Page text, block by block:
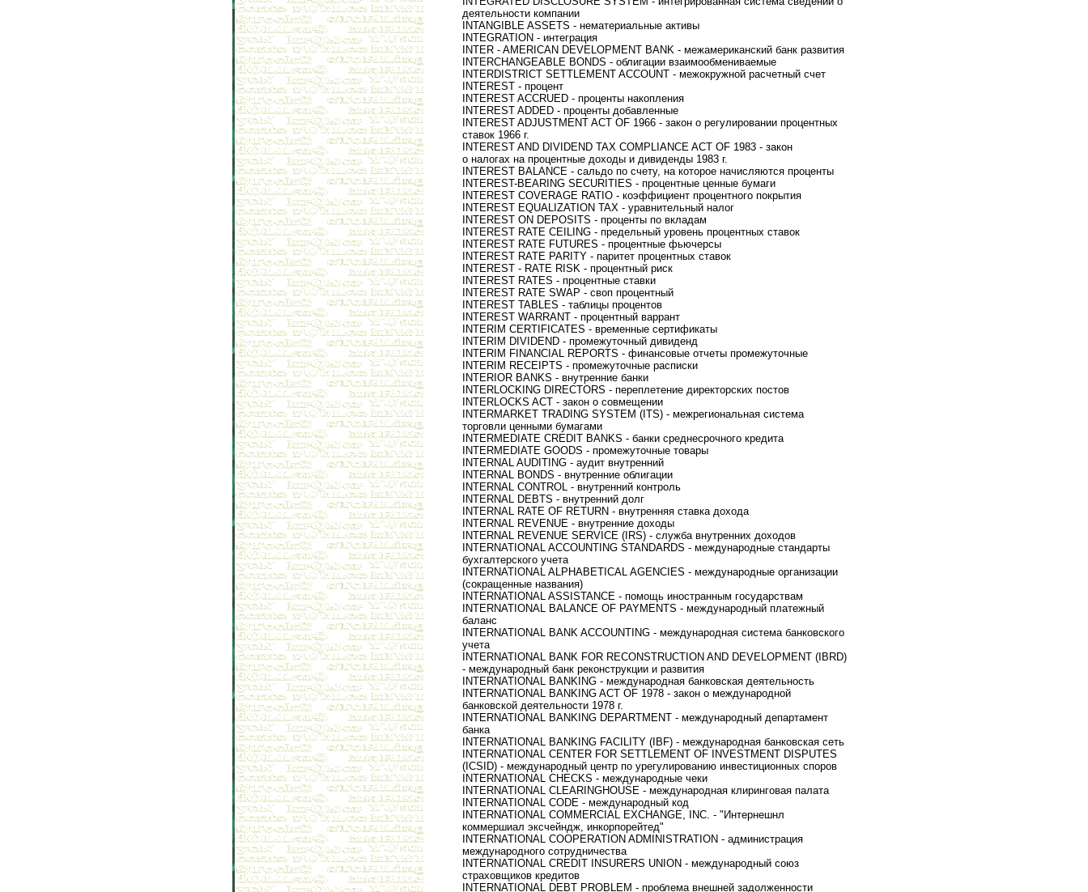
деятельности компании
INTANGIBLE ASSETS - нематериальные активы
INTEGRATION - интеграция
INTER - AMERICAN DEVELOPMENT BANK - межамериканский банк развития
INTERCHANGEABLE BONDS - облигации взаимообмениваемые
INTERDISTRICT SETTLEMENT ACCOUNT - межокружной расчетный счет
INTEREST - процент
INTEREST ACCRUED - проценты накопления
INTEREST ADDED - проценты добавленные
INTEREST ADJUSTMENT ACT OF 1966 - закон о регулировании процентных
ставок 1966 г.
INTEREST AND DIVIDEND TAX COMPLIANCE ACT OF 1983 - закон
о налогах на процентные доходы и дивиденды 1983 г.
INTEREST BALANCE - сальдо по счету, на которое начисляются проценты
INTEREST-BEARING SECURITIES - процентные ценные бумаги
INTEREST COVERAGE RATIO - коэффициент процентного покрытия
INTEREST EQUALIZATION TAX - уравнительный налог
INTEREST ON DEPOSITS - проценты по вкладам
INTEREST RATE CEILING - предельный уровень процентных ставок
INTEREST RATE FUTURES - процентные фьючерсы
INTEREST RATE PARITY - паритет процентных ставок
INTEREST - RATE RISK - процентный риск
INTEREST RATES - процентные ставки
INTEREST RATE SWAP - своп процентный
INTEREST TABLES - таблицы процентов
INTEREST WARRANT - процентный варрант
INTERIM CERTIFICATES - временные сертификаты
INTERIM DIVIDEND - промежуточный дивиденд
INTERIM FINANCIAL REPORTS - финансовые отчеты промежуточные
INTERIM RECEIPTS - промежуточные расписки
INTERIOR BANKS - внутренние банки
INTERLOCKING DIRECTORS - переплетение директорских постов
INTERLOCKS ACT - закон о совмещении
INTERMARKET TRADING SYSTEM (ITS) - межрегиональная система
торговли ценными бумагами
INTERMEDIATE CREDIT BANKS - банки среднесрочного кредита
INTERMEDIATE GOODS - промежуточные товары
INTERNAL AUDITING - аудит внутренний
INTERNAL BONDS - внутренние облигации
INTERNAL CONTROL - внутренний контроль
INTERNAL DEBTS - внутренний долг
INTERNAL RATE OF RETURN - внутренняя ставка дохода
INTERNAL REVENUE - внутренние доходы
INTERNAL REVENUE SERVICE (IRS) - служба внутренних доходов
INTERNATIONAL ACCOUNTING STANDARDS - международные стандарты
бухгалтерского учета
INTERNATIONAL ALPHABETICAL AGENCIES - международные организации
(сокращенные названия)
INTERNATIONAL ASSISTANCE - помощь иностранным государствам
INTERNATIONAL BALANCE OF PAYMENTS - международный платежный
баланс
INTERNATIONAL BANK ACCOUNTING - международная система банковского
учета
INTERNATIONAL BANK FOR RECONSTRUCTION AND DEVELOPMENT (IBRD)
- международный банк реконструкции и развития
INTERNATIONAL BANKING - международная банковская деятельность
INTERNATIONAL BANKING ACT OF 1978 - закон о международной
банковской деятельности 1978 г.
INTERNATIONAL BANKING DEPARTMENT - международный департамент
банка
INTERNATIONAL BANKING FACILITY (IBF) - международная банковская сеть
INTERNATIONAL CENTER FOR SETTLEMENT OF INVESTMENT DISPUTES
(ICSID) - международный центр по урегулированию инвестиционных споров
INTERNATIONAL CHECKS - международные чеки
INTERNATIONAL CLEARINGHOUSE - международная клиринговая палата
INTERNATIONAL CODE - международный код
INTERNATIONAL COMMERCIAL EXCHANGE, INC. - "Интернешнл
коммершиал эксчейндж, инкорпорейтед"
INTERNATIONAL COOPERATION ADMINISTRATION - администрация
международного сотрудничества
INTERNATIONAL CREDIT INSURERS UNION - международный союз
страховщиков кредитов
INTERNATIONAL DEBT PROBLEM - проблема внешней задолженности